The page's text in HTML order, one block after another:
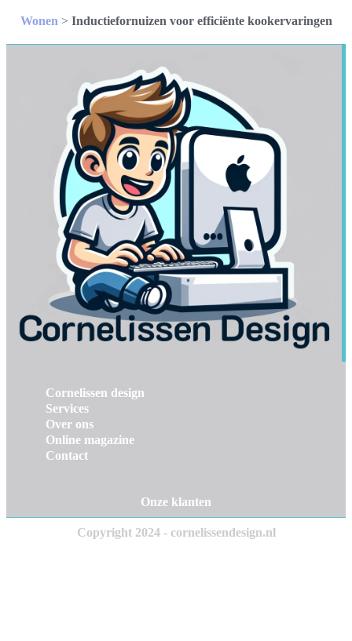
Wonen > Inductiefornuizen voor efficiënte kookervaringen
Cornelissen design
Services
Over ons
Online magazine
Contact
Onze klanten
Copyright 2024 - cornelissendesign.nl